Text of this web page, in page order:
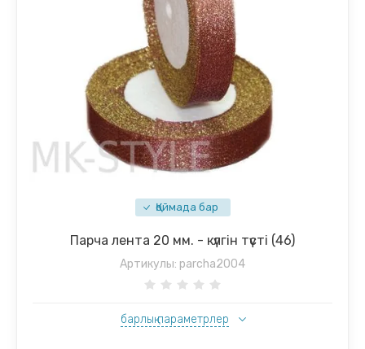
Қоймада бар
Парча лента 20 мм. - күлгін түсті (46)
Артикулы: parcha2004
барлық параметрлер